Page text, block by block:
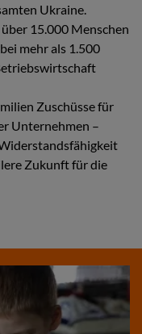
Ukraine.
15.000 Menschen
mehr als 1.500
Zuschüsse für
Unternehmen –
Zukunft für die